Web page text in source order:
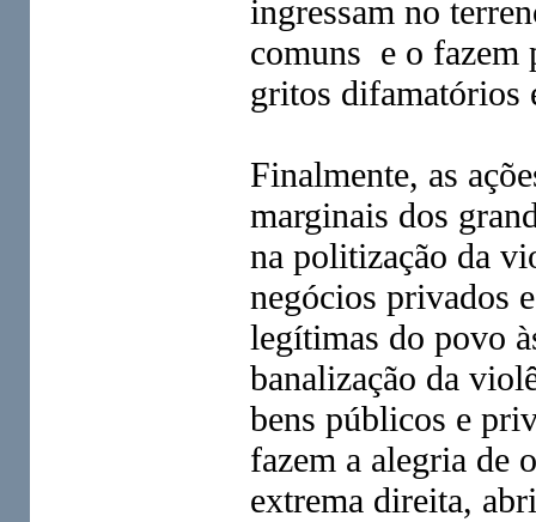
ingressam no
comuns e o fazem
gritos difamatórios
Finalmente, as
marginais dos
na politização da
negócios privados
legítimas do povo
banalização da
bens públicos e
fazem a alegria de
extrema direita,